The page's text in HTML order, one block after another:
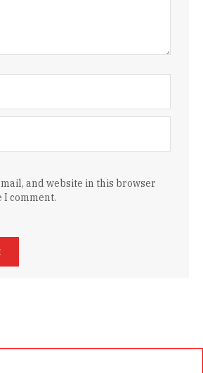
and website in this browser
I comment.